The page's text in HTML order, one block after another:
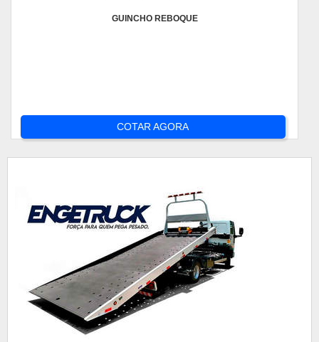
GUINCHO REBOQUE
COTAR AGORA